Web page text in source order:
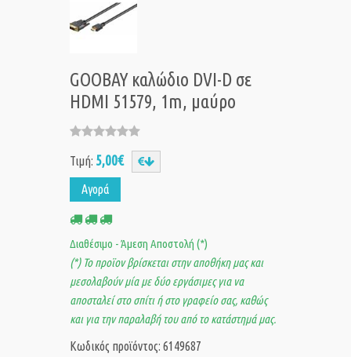
GOOBAY καλώδιο DVI-D σε
HDMI 51579, 1m, μαύρο
Τιμή: 5,00€
Αγορά
Διαθέσιμο - Άμεση Αποστολή (*)
(*) Το προϊον βρίσκεται στην αποθήκη μας και
μεσολαβούν μία με δύο εργάσιμες για να
αποσταλεί στο σπίτι ή στο γραφείο σας, καθώς
και για την παραλαβή του από το κατάστημά μας.
Κωδικός προϊόντος: 6149687